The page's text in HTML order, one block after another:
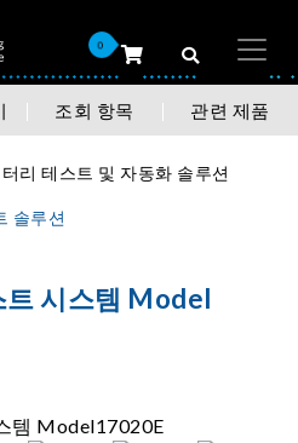
0
조회 항목 관련 제품
리 테스트 및 자동화 솔루션
솔루션
트 시스템 Model